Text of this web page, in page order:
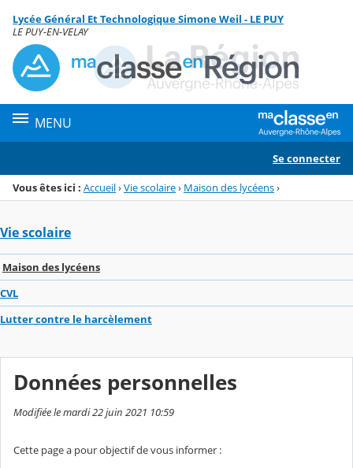
Menu de la rubrique
Contenu
Lycée Général Et Technologique Simone Weil - LE PUY
LE PUY-EN-VELAY
MENU
Se connecter
Vous êtes ici : Accueil›Vie scolaire› Maison des lycéens›
Vie scolaire
Maison des lycéens
CVL
Lutter contre le harcèlement
Données personnelles
Modifiée le mardi 22 juin 2021 10:59
Cette page a pour objectif de vous informer :